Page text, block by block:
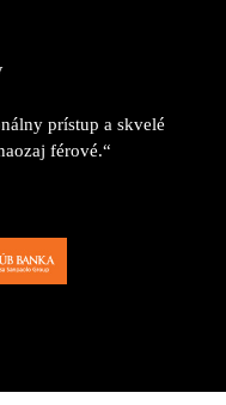
prístup a skvelé
férové.“